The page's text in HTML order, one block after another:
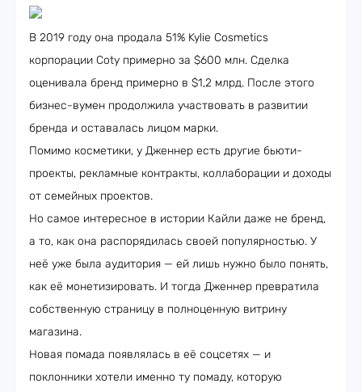
В 2019 году она продала 51% Kylie Cosmetics
корпорации Coty примерно за $600 млн. Сделка
оценивала бренд примерно в $1,2 млрд. После этого
бизнес-вумен продолжила участвовать в развитии
бренда и оставалась лицом марки.
Помимо косметики, у Дженнер есть другие бьюти-
проекты, рекламные контракты, коллаборации и доходы
от семейных проектов.
Но самое интересное в истории Кайли даже не бренд,
а то, как она распорядилась своей популярностью. У
неё уже была аудитория — ей лишь нужно было понять,
как её монетизировать. И тогда Дженнер превратила
собственную страницу в полноценную витрину
магазина.
Новая помада появлялась в её соцсетях — и
поклонники хотели именно ту помаду, которую